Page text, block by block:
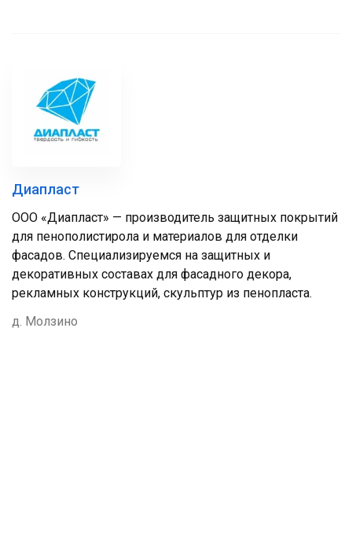
Диапласт
ООО «Диапласт» — производитель защитных покрытий
для пенополистирола и материалов для отделки
фасадов. Специализируемся на защитных и
декоративных составах для фасадного декора,
рекламных конструкций, скульптур из пенопласта.
д. Молзино